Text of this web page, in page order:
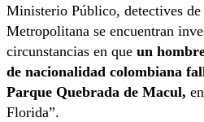
Ministerio Público, detectives
Metropolitana se encuentran
circunstancias en que un
de nacionalidad colombiana
Parque Quebrada de Macul,
Florida”.